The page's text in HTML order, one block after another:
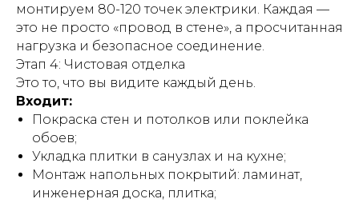
монтируем 80-120 точек электрики. Каждая —
это не просто «провод в стене», а просчитанная
нагрузка и безопасное соединение.
Этап 4: Чистовая отделка
Это то, что вы видите каждый день.
Входит:
Покраска стен и потолков или поклейка
обоев;
Укладка плитки в санузлах и на кухне;
Монтаж напольных покрытий: ламинат,
инженерная доска, плитка;